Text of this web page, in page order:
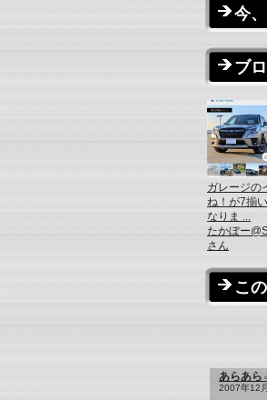
今
ブ
ガレージの
ね！が7揃
なりま ...
たかぼー
さん
こ
あらあら
2007年12